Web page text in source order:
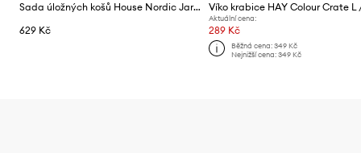
Sada úložných košů House Nordic Jarana 3-pack
629 Kč
Aktuální cena:
289 Kč
Běžná cena: 349 Kč
Nejnižší cena: 349 Kč